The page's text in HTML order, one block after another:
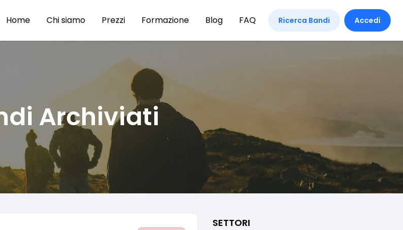
Home Chi siamo Prezzi Formazione Blog FAQ Ricerca Bandi Accedi
Archiviati
SETTORI